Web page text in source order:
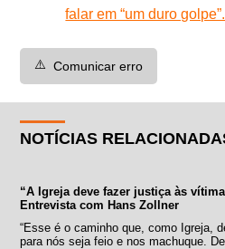
falar em “um duro
⚠️ Comunicar erro
NOTÍCIAS
“A Igreja deve fazer justiça às
Entrevista com Hans Zollner
“Esse é o caminho que, como Igreja,
para nós seja feio e nos machuque.